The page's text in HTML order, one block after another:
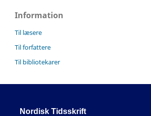
Information
Til læsere
Til forfattere
Til bibliotekarer
Nordisk Tidsskrift